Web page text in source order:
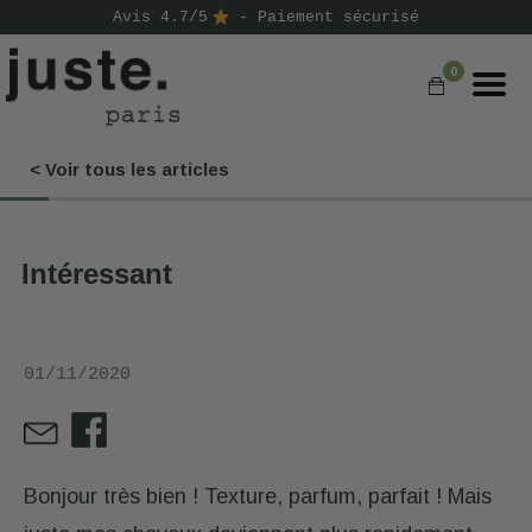
Avis 4.7/5 - Paiement sécurisé
0
< Voir tous les articles
Intéressant
01/11/2020
Bonjour très bien ! Texture, parfum, parfait ! Mais
COMMANDER
NOS GAMMES
D'ESSAI
⭐